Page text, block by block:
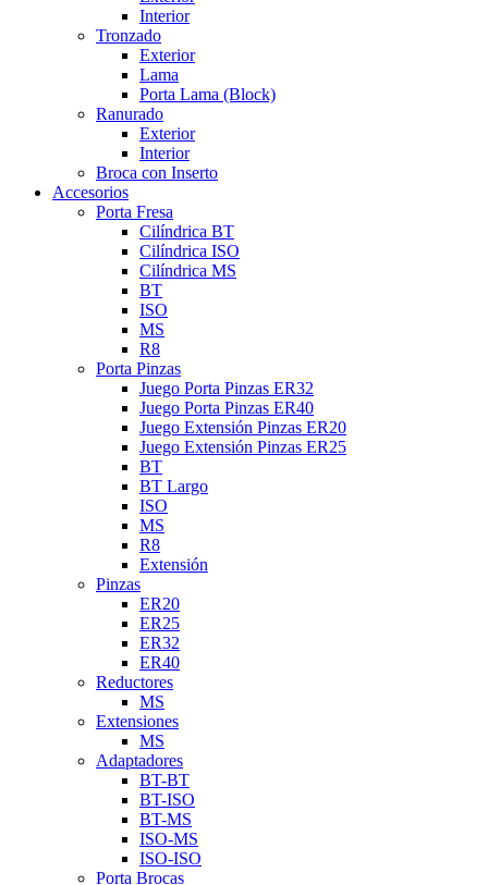
Interior
Tronzado
Exterior
Lama
Porta Lama (Block)
Ranurado
Exterior
Interior
Broca con Inserto
Accesorios
Porta Fresa
Cilíndrica BT
Cilíndrica ISO
Cilíndrica MS
BT
ISO
MS
R8
Porta Pinzas
Juego Porta Pinzas ER32
Juego Porta Pinzas ER40
Juego Extensión Pinzas ER20
Juego Extensión Pinzas ER25
BT
BT Largo
ISO
MS
R8
Extensión
Pinzas
ER20
ER25
ER32
ER40
Reductores
MS
Extensiones
MS
Adaptadores
BT-BT
BT-ISO
BT-MS
ISO-MS
ISO-ISO
Porta Brocas